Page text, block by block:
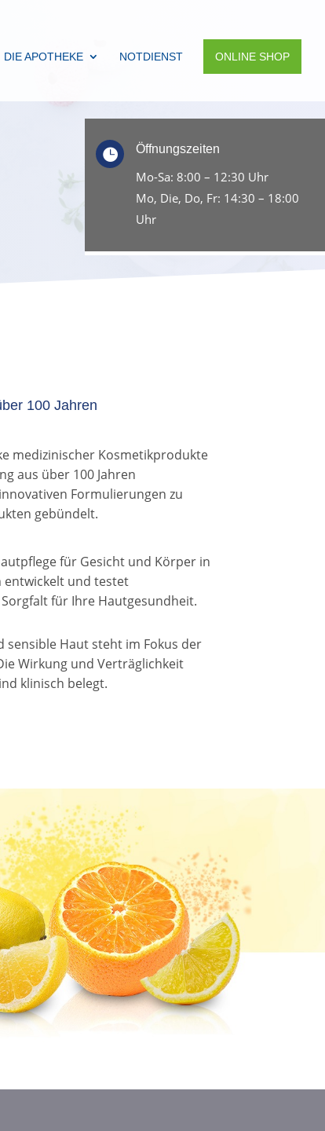
DIE APOTHEKE NOTDIENST ONLINE SHOP
 Öffnungszeiten
Mo-Sa: 8:00 – 12:30 Uhr
Mo, Die, Do, Fr: 14:30 – 18:00
Uhr
100 Jahren
medizinischer Kosmetikprodukte
aus über 100 Jahren
Formulierungen zu
gebündelt.
für Gesicht und Körper in
entwickelt und testet
für Ihre Hautgesundheit.
sensible Haut steht im Fokus der
Wirkung und Verträglichkeit
klinisch belegt.